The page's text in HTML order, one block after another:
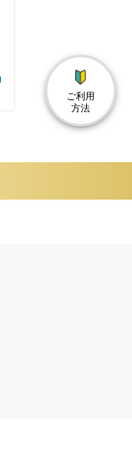
ご利用
方法